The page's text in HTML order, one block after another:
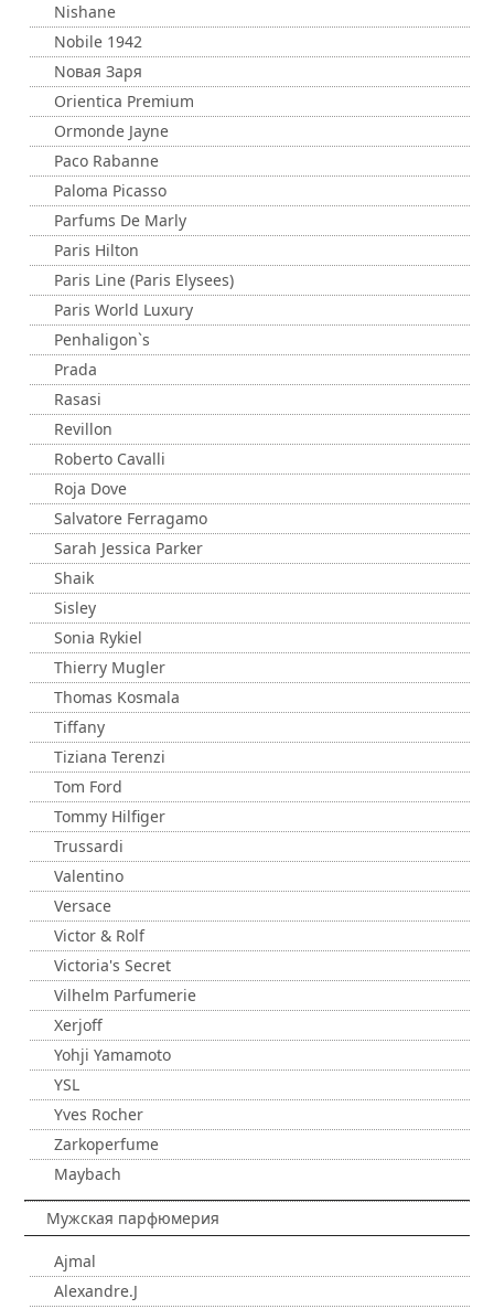
Nishane
Nobile 1942
Nовая Заря
Orientica Premium
Ormonde Jayne
Paco Rabanne
Paloma Picasso
Parfums De Marly
Paris Hilton
Paris Line (Paris Elysees)
Paris World Luxury
Penhaligon`s
Prada
Rasasi
Revillon
Roberto Cavalli
Roja Dove
Salvatore Ferragamo
Sarah Jessica Parker
Shaik
Sisley
Sonia Rykiel
Thierry Mugler
Thomas Kosmala
Tiffany
Tiziana Terenzi
Tom Ford
Tommy Hilfiger
Trussardi
Valentino
Versace
Victor & Rolf
Victoria's Secret
Vilhelm Parfumerie
Xerjoff
Yohji Yamamoto
YSL
Yves Rocher
Zarkoperfume
Maybach
Мужская парфюмерия
Ajmal
Alexandre.J